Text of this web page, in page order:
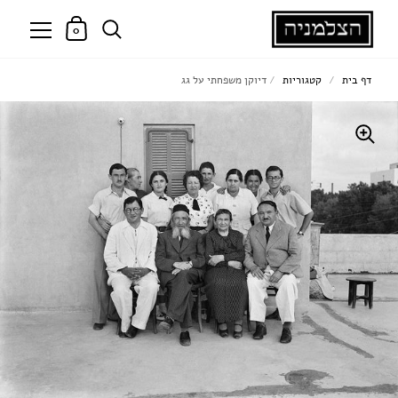
0
דף בית / קטגוריות / דיוקן משפחתי על גג